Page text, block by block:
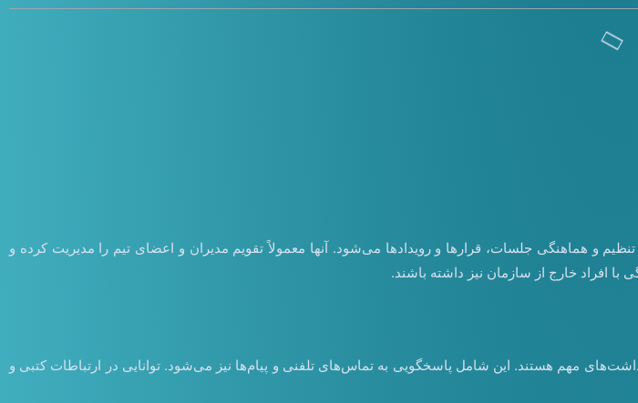
و هماهنگی جلسات، قرارها و رویدادها می‌شود. آنها معمولاً تقویم مدیران و اعضای تیم را مدیریت کرده و
افراد خارج از سازمان نیز داشته باشند.
مهم هستند. این شامل پاسخگویی به تماس‌های تلفنی و پیام‌ها نیز می‌شود. توانایی در ارتباطات کتبی و